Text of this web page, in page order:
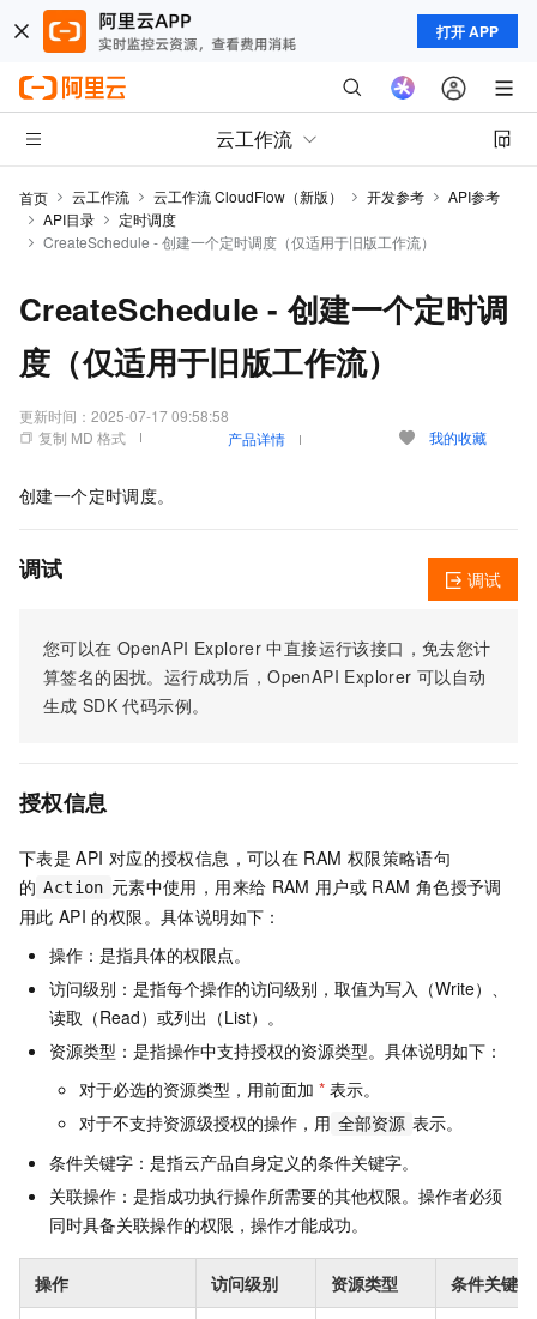
打开 APP
云工作流
首页 云工作流 云工作流 CloudFlow（新版） 开发参考
API参考
API目录
定时调度
CreateSchedule - 创建一个定时调度（仅适用于旧版工作流）
CreateSchedule - 创建一个定时调
度（仅适用于旧版工作流）
更新时间： 2025-07-17 09:58:58
复制 MD 格式
产品详情 我的收藏
创建一个定时调度。
调试
您可以在 OpenAPI Explorer 中直接运行该接口，免去您计
算签名的困扰。运行成功后，OpenAPI Explorer 可以自动
生成 SDK 代码示例。
调试
授权信息
下表是 API 对应的授权信息，可以在 RAM 权限策略语句
的 Action 元素中使用，用来给 RAM 用户或 RAM 角色授予调
用此 API 的权限。具体说明如下：
操作：是指具体的权限点。
访问级别：是指每个操作的访问级别，取值为写入（Write）、
读取（Read）或列出（List）。
资源类型：是指操作中支持授权的资源类型。具体说明如下：
对于必选的资源类型，用前面加 * 表示。
对于不支持资源级授权的操作，用 全部资源 表示。
条件关键字：是指云产品自身定义的条件关键字。
关联操作：是指成功执行操作所需要的其他权限。操作者必须
同时具备关联操作的权限，操作才能成功。
操作 访问级别 资源类型 条件关键字